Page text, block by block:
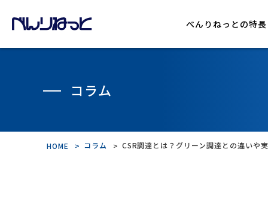
べんりねっとの特長
機能紹介コラム
HOME コラム CSR調達とは？グリーン調達との違いや